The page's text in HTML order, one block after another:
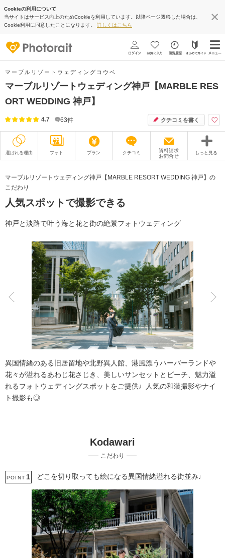
Cookieの利用について
当サイトはサービス向上のためCookieを利用しています。以降ページ遷移した場合は、
Cookie利用に同意したことになります。 詳しくはこちら
マーブルリゾートウェディングコウベ
マーブルリゾートウェディング神戸【MARBLE RES
ORT WEDDING 神戸】
4.7 63件 クチコミを書く
選ばれる理由 フォト プラン クチコミ
資料請求
お問合せ
もっと見る
衣装
こだわりポイント
海での撮影 チャペルでの撮影
庭園での撮影
人気スポットでの撮影
マーブルリゾートウェディング神戸【MARBLE RESORT WEDDING 神戸】の
こだわり
人気スポットで撮影できる
神戸と淡路で叶う海と花と街の絶景フォトウェディング
異国情緒のある旧居留地や北野異人館、港風漂うハーバーランドや
花々が溢れるあわじ花さじき、美しいサンセットとビーチ、魅力溢
れるフォトウェディングスポットをご提供♩人気の和装撮影やナイ
ト撮影も◎
Kodawari
こだわり
POINT 1 どこを切り取っても絵になる異国情緒溢れる街並み♩